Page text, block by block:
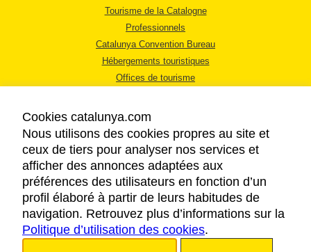
Tourisme de la Catalogne
Professionnels
Catalunya Convention Bureau
Hébergements touristiques
Offices de tourisme
MENTIONS LÉGALES
RÈGLES DE CONFIDENTIALITÉ
COOKIES
ACCESSIBILITÉ
Cookies catalunya.com
Nous utilisons des cookies propres au site et
ceux de tiers pour analyser nos services et
afficher des annonces adaptées aux
préférences des utilisateurs en fonction d’un
profil élaboré à partir de leurs habitudes de
navigation. Retrouvez plus d’informations sur la
Politique d’utilisation des cookies.